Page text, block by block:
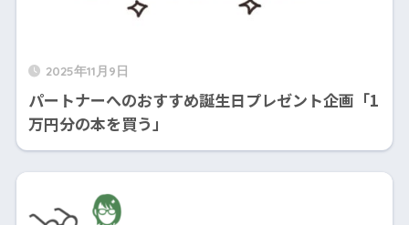
2025年11月9日
パートナーへのおすすめ誕生日プレゼント企画「1
万円分の本を買う」